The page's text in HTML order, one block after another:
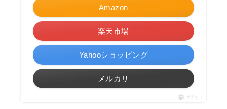
Amazon
楽天市場
Yahooショッピング
メルカリ
ポチップ